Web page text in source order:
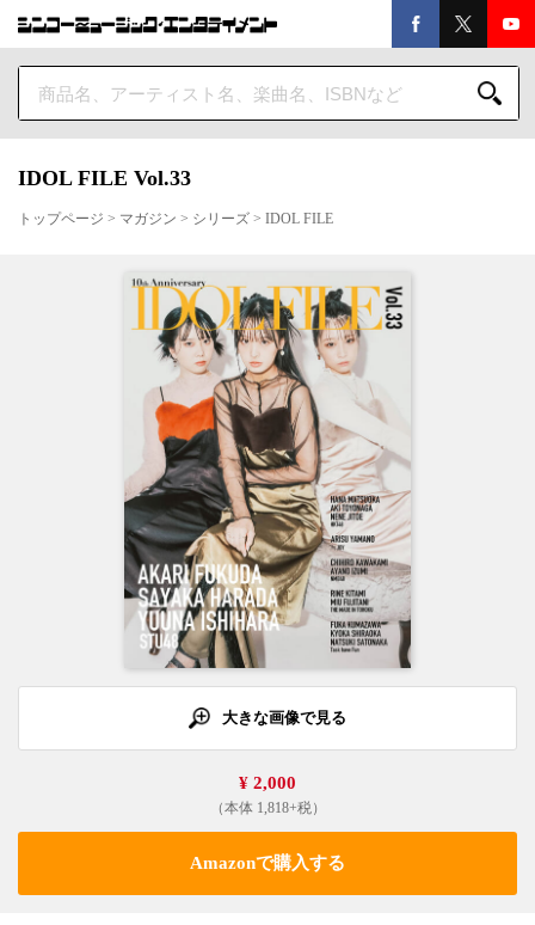
IDOL FILE Vol.33
トップページ > マガジン > シリーズ > IDOL FILE
大きな画像で見る
¥ 2,000
（本体 1,818+税）
Amazonで購入する